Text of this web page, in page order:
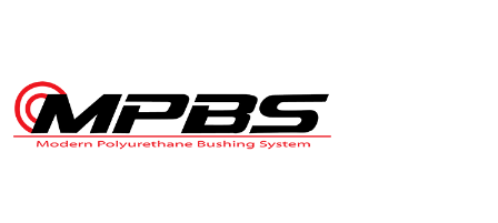
Przejdź do treści głównej
Przejdź do wyszukiwarki
Przejdź do moje konto
Przejdź do menu głównego
Przejdź do stopki